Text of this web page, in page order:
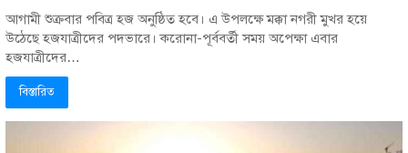
আগামী শুক্রবার পবিত্র হজ অনুষ্ঠিত হবে। এ উপলক্ষে মক্কা নগরী মুখর হয়ে
উঠেছে হজযাত্রীদের পদভারে। করোনা-পূর্ববর্তী সময় অপেক্ষা এবার
হজযাত্রীদের…
বিস্তারিত